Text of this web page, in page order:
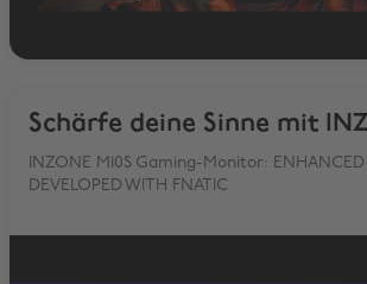
Schärfe deine Sinne mit
INZONE M10S Gaming-Monitor: ENHANCED
DEVELOPED WITH FNATIC